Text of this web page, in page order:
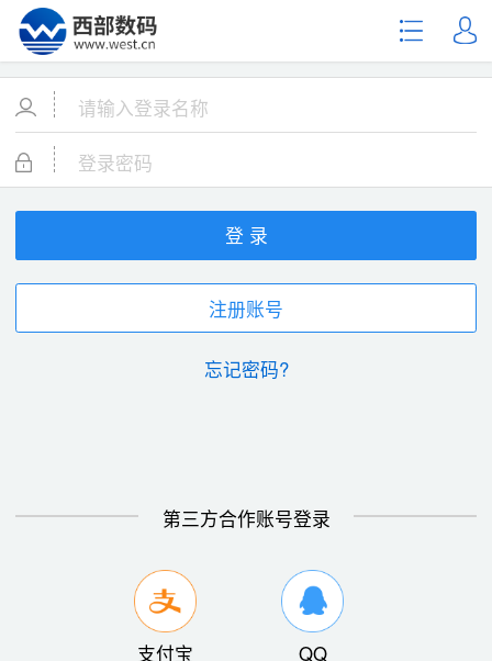
登 录
注册账号
忘记密码?
第三方合作账号登录
支付宝 QQ